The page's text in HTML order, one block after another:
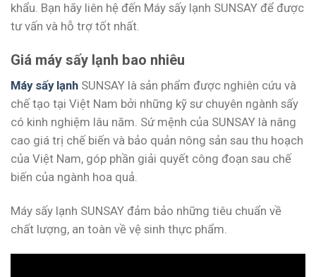
khẩu. Bạn hãy liên hệ đến Máy sấy lạnh SUNSAY để được
tư vấn và hỗ trợ tốt nhất.
Giá máy sấy lạnh bao nhiêu
Máy sấy lạnh SUNSAY là sản phẩm được nghiên cứu và
chế tạo tại Việt Nam bởi những kỹ sư chuyên ngành sấy
có kinh nghiệm lâu năm. Sứ mệnh của SUNSAY là nâng
cao giá trị chế biến và bảo quản nông sản sau thu hoạch
của Việt Nam, góp phần giải quyết công đoạn sau chế
biến của ngành hoa quả.
Máy sấy lạnh SUNSAY đảm bảo những tiêu chuẩn về
chất lượng, an toàn về vệ sinh thực phẩm.